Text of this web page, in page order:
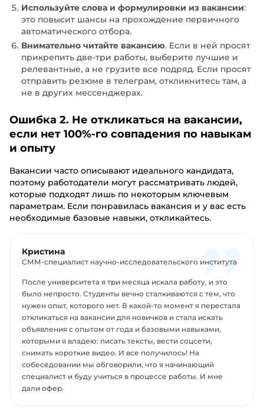
Используйте слова и формулировки из вакансии:
это повысит шансы на прохождение первичного
автоматического отбора.
Внимательно читайте вакансию. Если в ней просят
прикрепить две-три работы, выберите лучшие и
релевантные, а не грузите все подряд. Если просят
отправить резюме в телеграм, откликнитесь там, а
не в других мессенджерах.
Ошибка 2. Не откликаться на вакансии,
если нет 100%-го совпадения по навыкам
и опыту
Вакансии часто описывают идеального кандидата,
поэтому работодатели могут рассматривать людей,
которые подходят лишь по некоторым ключевым
параметрам. Если понравилась вакансия и у вас есть
необходимые базовые навыки, откликайтесь.
Кристина
СММ-специалист научно-исследовательского института
После университета я три месяца искала работу, и это
было непросто. Студенты вечно сталкиваются с тем, что
нужен опыт, которого нет. В какой-то момент я перестала
откликаться на вакансии для новичков и стала искать
объявления с опытом от года и базовыми навыками,
которыми я владею: писать тексты, вести соцсети,
снимать короткие видео. И все получилось! На
собеседовании мы обговорили, что я начинающий
специалист и буду учиться в процессе работы. И мне
дали офер.